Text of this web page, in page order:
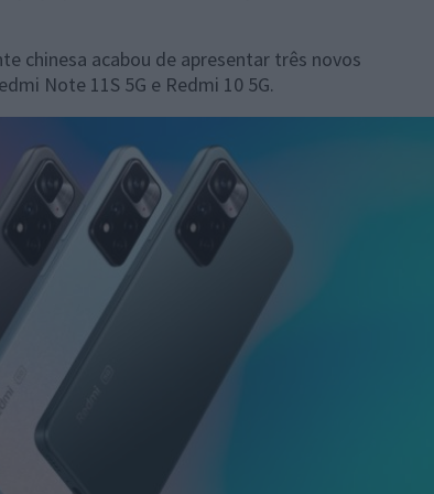
chinesa acabou de apresentar três novos
Note 11S 5G e Redmi 10 5G.